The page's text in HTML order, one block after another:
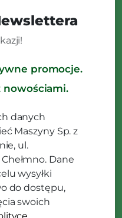
promocje.
nowościami.
danych
Maszyny Sp. z
ul.
Dane
wysyłki
do dostępu,
swoich